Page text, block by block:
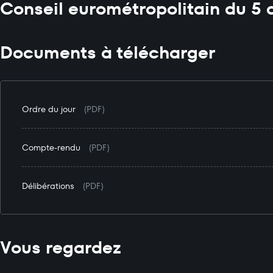
Conseil eurométropolitain du 5
Documents à télécharger
Ordre du jour (PDF)
Compte-rendu (PDF)
Délibérations (PDF)
Vous regardez